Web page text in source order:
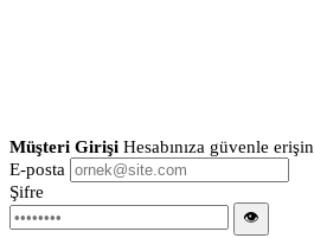
Müşteri Girişi Hesabınıza güvenle erişin
E-posta
Şifre
👁